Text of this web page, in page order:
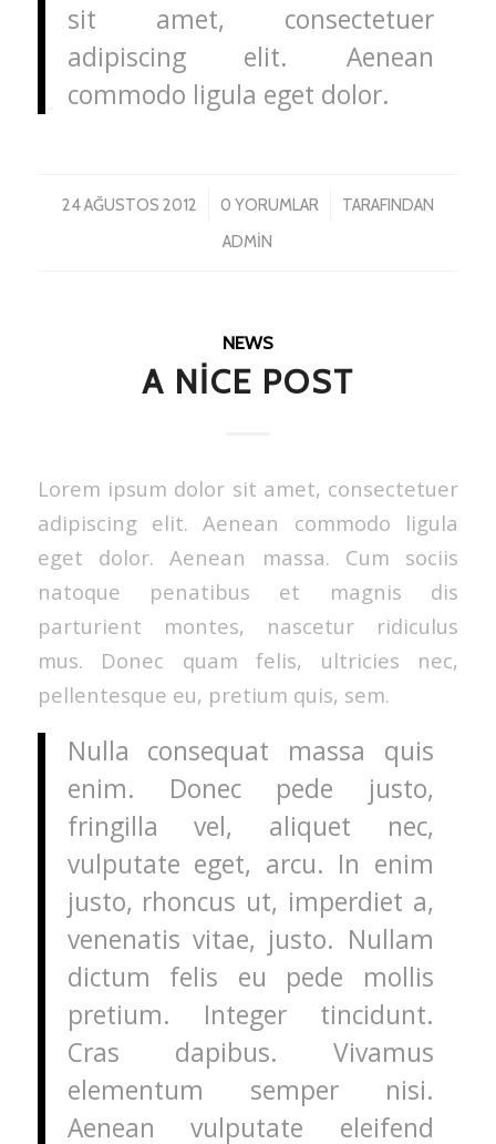
sit amet, consectetuer
adipiscing elit. Aenean
commodo ligula eget dolor.
24 AĞUSTOS 2012
/ 0 YORUMLAR
/
TARAFINDAN
ADMIN
NEWS
A NICE POST
Lorem ipsum dolor sit amet, consectetuer
adipiscing elit. Aenean commodo ligula
eget dolor. Aenean massa. Cum sociis
natoque penatibus et magnis dis
parturient montes, nascetur ridiculus
mus. Donec quam felis, ultricies nec,
pellentesque eu, pretium quis, sem.
Nulla consequat massa quis
enim. Donec pede justo,
fringilla vel, aliquet nec,
vulputate eget, arcu. In enim
justo, rhoncus ut, imperdiet a,
venenatis vitae, justo. Nullam
dictum felis eu pede mollis
pretium. Integer tincidunt.
Cras dapibus. Vivamus
elementum semper nisi.
Aenean vulputate eleifend